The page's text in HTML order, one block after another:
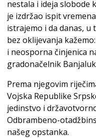
nestala i ideja slobode
je izdržao ispit
istrajemo i da danas, u
bez oklijevanja
i neosporna činjenica
gradonačelnik
Prema njegovim
Vojska Republike
jedinstvo i
Odbrambeno-
našeg opstanka.